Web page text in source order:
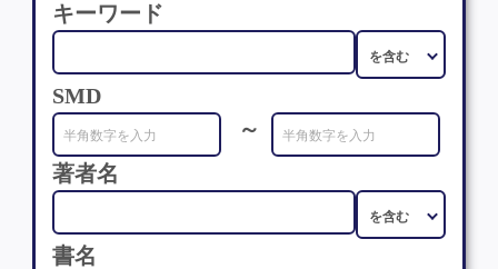
キーワード
SMD
～
著者名
書名